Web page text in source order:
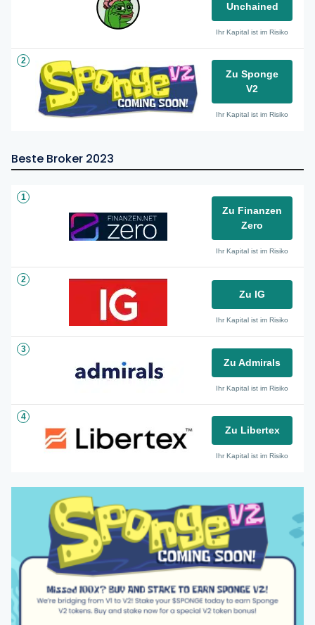
Unchained
Ihr Kapital ist im Risiko
2
Zu Sponge
V2
Ihr Kapital ist im Risiko
Beste Broker 2023
1
Zu Finanzen
Zero
Ihr Kapital ist im Risiko
2
Zu IG
Ihr Kapital ist im Risiko
3
Zu Admirals
Ihr Kapital ist im Risiko
4
Zu Libertex
Ihr Kapital ist im Risiko